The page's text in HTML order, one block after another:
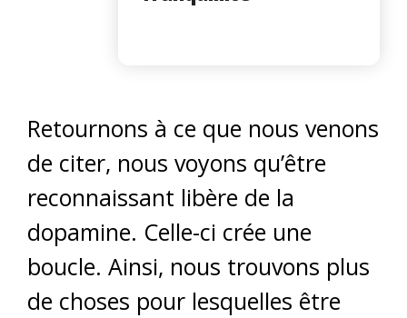
Retournons à ce que nous venons
de citer, nous voyons qu’être
reconnaissant libère de la
dopamine. Celle-ci crée une
boucle. Ainsi, nous trouvons plus
de choses pour lesquelles être